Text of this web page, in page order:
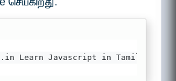
Learn Javascript in Tamil